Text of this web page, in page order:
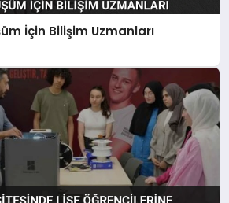
İçin Bilişim Uzmanları